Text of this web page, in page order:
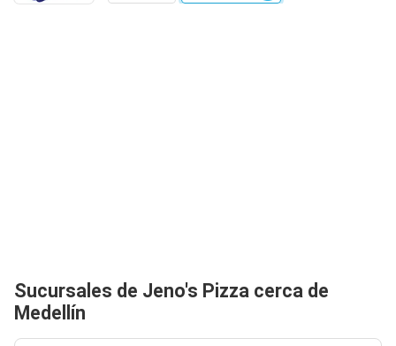
Sucursales de Jeno's Pizza cerca de
Medellín